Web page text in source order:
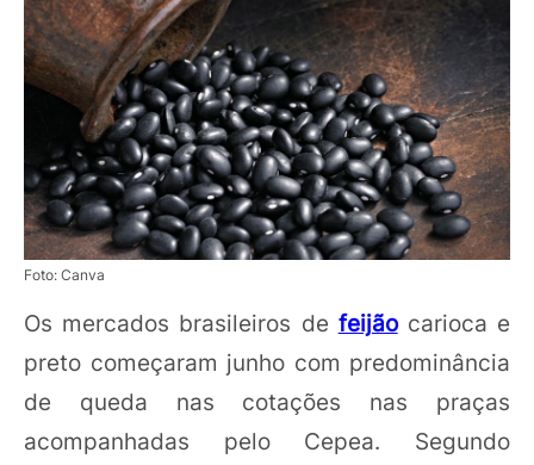
Foto: Canva
Os mercados brasileiros de feijãocarioca e
preto começaram junho com predominância
de queda nas cotações nas praças
acompanhadas pelo Cepea. Segundo